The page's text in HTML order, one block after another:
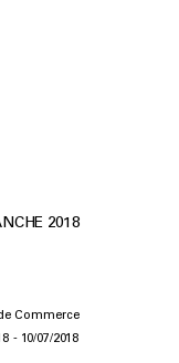
2018
Commerce
10/07/2018